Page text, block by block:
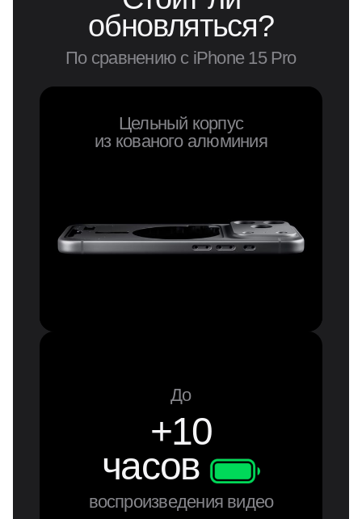
обновляться?
По сравнению с iPhone 15 Pro
Цельный корпус
из кованого алюминия
До
+10
часов
воспроизведения видео